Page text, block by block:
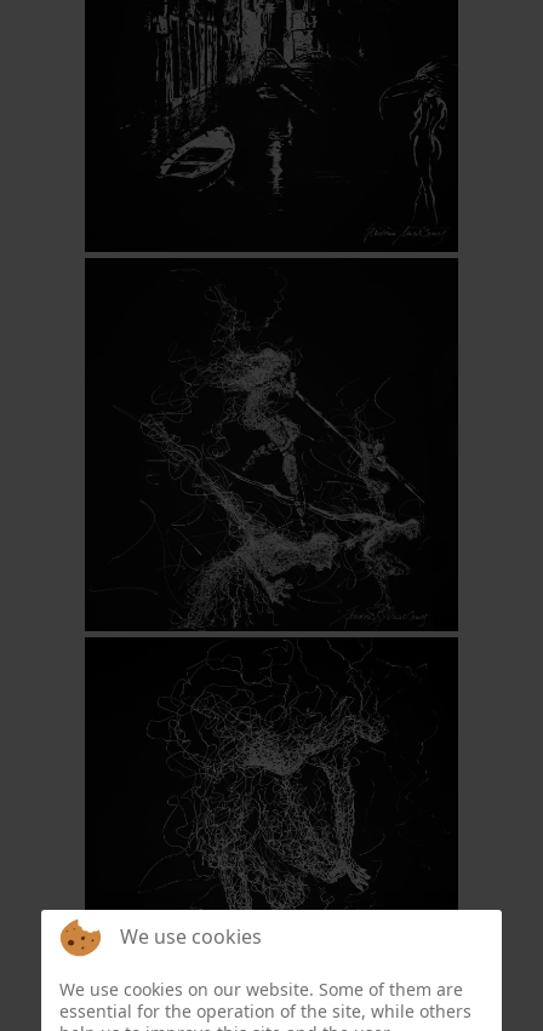
We use cookies
We use cookies on our website. Some of them are
essential for the operation of the site, while others